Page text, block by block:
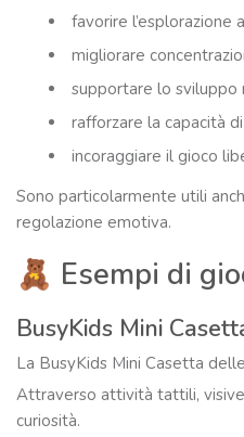
favorire l’esplorazione
migliorare
supportare lo sviluppo
rafforzare la capacità
incoraggiare il gioco
Sono particolarmente utili
regolazione emotiva.
🧸 Esempi di
BusyKids Mini
La BusyKids Mini Casetta
Attraverso attività tattili,
curiosità.